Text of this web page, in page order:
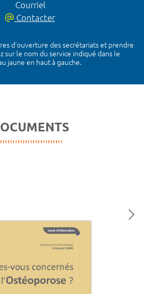
Courriel
Contacter
d’ouverture des secrétariats et prendre
sur le nom du service indiqué dans le
jaune en haut à gauche.